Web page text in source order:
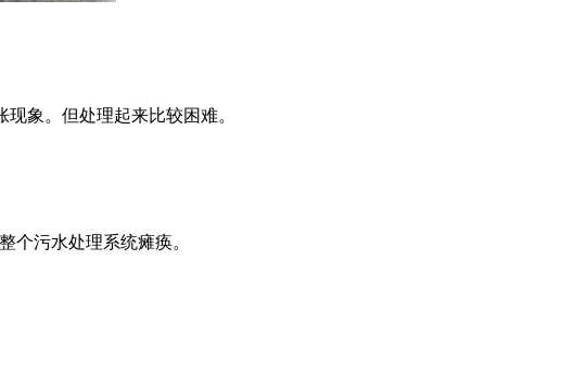
象。但处理起来比较困难。
污水处理系统瘫痪。